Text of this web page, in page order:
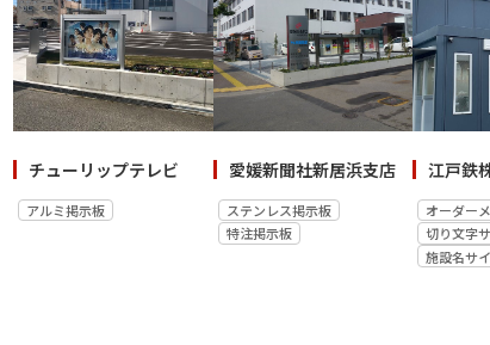
チューリップテレビ
アルミ掲示板
愛媛新聞社新居浜支店
ステンレス掲示板
特注掲示板
江戸鉄
オーダー
切り文字
施設名サ